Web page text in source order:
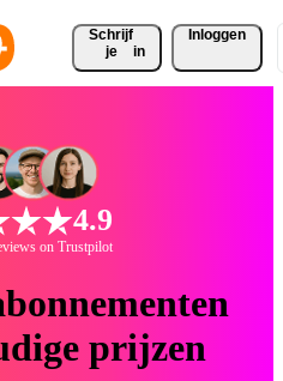
Schrijf
je
in
Inloggen
4.9
on Trustpilot
prijzen